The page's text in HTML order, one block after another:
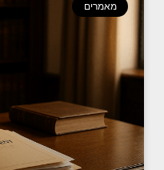
מאמרים